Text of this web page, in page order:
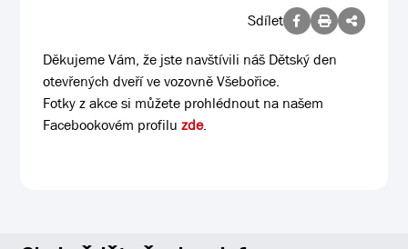
Sdílet
Děkujeme Vám, že jste navštívili náš Dětský den
otevřených dveří ve vozovně Všebořice.
Fotky z akce si můžete prohlédnout na našem
Facebookovém profiluzde.